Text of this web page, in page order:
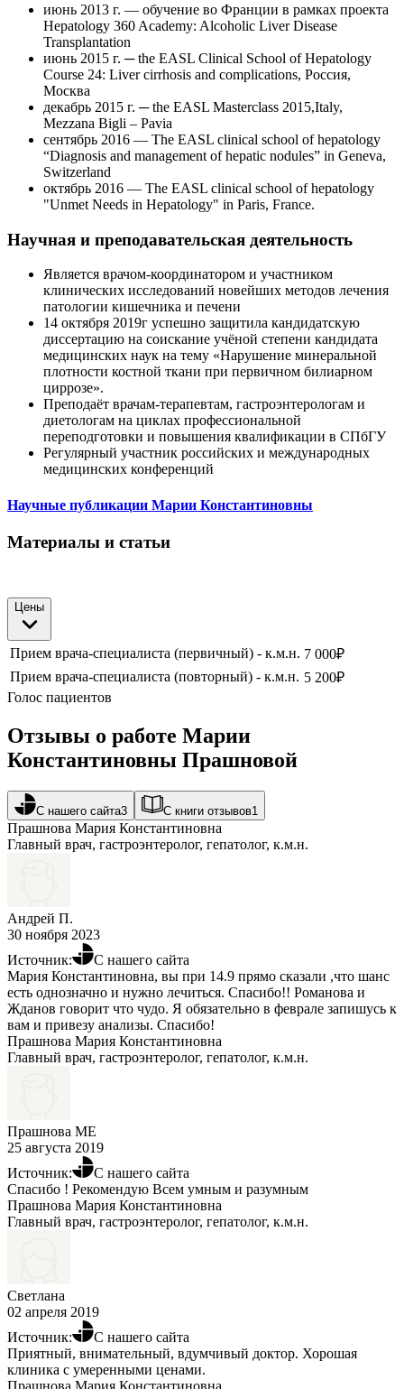
июнь 2013 г. — обучение во Франции в рамках проекта
Hepatology 360 Academy: Alcoholic Liver Disease
Transplantation
июнь 2015 г. ─ the EASL Clinical School of Hepatology
Course 24: Liver cirrhosis and complications, Россия,
Москва
декабрь 2015 г. ─ the EASL Masterclass 2015,Italy,
Mezzana Bigli – Pavia
сентябрь 2016 — The EASL clinical school of hepatology
“Diagnosis and management of hepatic nodules” in Geneva,
Switzerland
октябрь 2016 — The EASL clinical school of hepatology
"Unmet Needs in Hepatology" in Paris, France.
Научная и преподавательская деятельность
Является врачом-координатором и участником
клинических исследований новейших методов лечения
патологии кишечника и печени
14 октября 2019г успешно защитила кандидатскую
диссертацию на соискание учёной степени кандидата
медицинских наук на тему «Нарушение минеральной
плотности костной ткани при первичном билиарном
циррозе».
Преподаёт врачам-терапевтам, гастроэнтерологам и
диетологам на циклах профессиональной
переподготовки и повышения квалификации в СПбГУ
Регулярный участник российских и международных
медицинских конференций
Научные публикации Марии Константиновны
Материалы и статьи
Цены
Прием врача-специалиста (первичный) - к.м.н. 7 000₽
Прием врача-специалиста (повторный) - к.м.н. 5 200₽
Голос пациентов
Отзывы о работе Марии
Константиновны Прашновой
С нашего сайта3 С книги отзывов1
Прашнова Мария Константиновна
Главный врач, гастроэнтеролог, гепатолог, к.м.н.
Андрей П.
30 ноября 2023
Источник:
С нашего сайта
Мария Константиновна, вы при 14.9 прямо сказали ,что шанс
есть однозначно и нужно лечиться. Спасибо!! Романова и
Жданов говорит что чудо. Я обязательно в феврале запишусь к
вам и привезу анализы. Спасибо!
Прашнова Мария Константиновна
Главный врач, гастроэнтеролог, гепатолог, к.м.н.
Прашнова МЕ
25 августа 2019
Источник:
С нашего сайта
Спасибо ! Рекомендую Всем умным и разумным
Прашнова Мария Константиновна
Главный врач, гастроэнтеролог, гепатолог, к.м.н.
Светлана
02 апреля 2019
Источник:
С нашего сайта
Приятный, внимательный, вдумчивый доктор. Хорошая
клиника с умеренными ценами.
Прашнова Мария Константиновна